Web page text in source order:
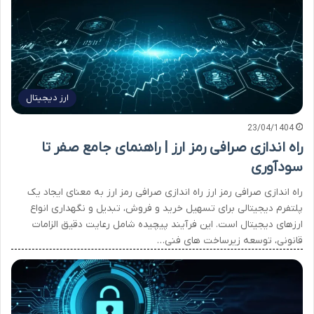
ارز دیجیتال
23/04/1404
راه اندازی صرافی رمز ارز | راهنمای جامع صفر تا
سودآوری
راه اندازی صرافی رمز ارز راه اندازی صرافی رمز ارز به معنای ایجاد یک
پلتفرم دیجیتالی برای تسهیل خرید و فروش، تبدیل و نگهداری انواع
ارزهای دیجیتال است. این فرآیند پیچیده شامل رعایت دقیق الزامات
قانونی، توسعه زیرساخت های فنی…